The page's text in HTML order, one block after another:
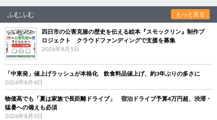
ふむふむ もっと見る
四日市の公害克服の歴史を伝える絵本『スモックリン』制作プ
ロジェクト クラウドファンディングで支援を募集
2026年8月5日
「中東発」値上げラッシュが本格化 飲食料品値上げ、約3年ぶりの多さに
2026年8月4日
物価高でも「夏は家族で長距離ドライブ」 宿泊ドライブ予算4万円超、渋滞・
猛暑への備えも必須
2026年8月3日